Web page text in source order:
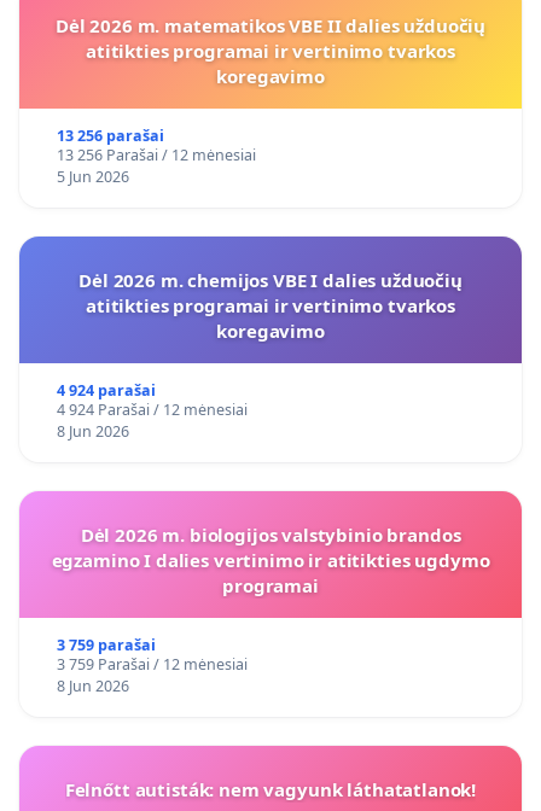
Dėl 2026 m. matematikos VBE II dalies užduočių
atitikties programai ir vertinimo tvarkos
koregavimo
13 256 parašai
13 256 Parašai / 12 mėnesiai
5 Jun 2026
Dėl 2026 m. chemijos VBE I dalies užduočių
atitikties programai ir vertinimo tvarkos
koregavimo
4 924 parašai
4 924 Parašai / 12 mėnesiai
8 Jun 2026
Dėl 2026 m. biologijos valstybinio brandos
egzamino I dalies vertinimo ir atitikties ugdymo
programai
3 759 parašai
3 759 Parašai / 12 mėnesiai
8 Jun 2026
Felnőtt autisták: nem vagyunk láthatatlanok!